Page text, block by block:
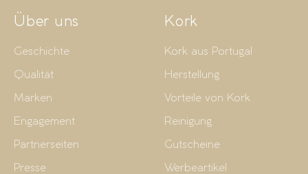
Über uns
Geschichte
Qualität
Marken
Engagement
Partnerseiten
Presse
Kork
Kork aus Portugal
Herstellung
Vorteile von Kork
Reinigung
Gutscheine
Werbeartikel